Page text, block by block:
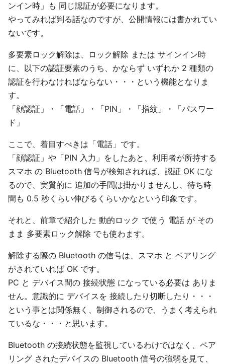
ンイン時」も 同じ認証が必要になります。
やってみれば判る話なのですが、公開情報には書かれてい
ないです。
多要素ロック解除は、ロック解除 または サインイン時
に、以下の認証要素のうち、かならず いずれか 2 種類の
認証を行わなければならない・・・という機能となりま
す。
「顔認証」・「電話」・「PIN」・「指紋」・「パスワー
ド」
ここで、着目すべきは「電話」です。
「顔認証」や「PIN 入力」をしたあと、利用者が所持する
スマホ の Bluetooth 信号が検知されれば、認証 OK にな
るので、実質的に 追加の手間は掛かりませんし、待ち時
間も 0.5 秒くらい伸びるくらいかなという印象です。
それと、前章で紹介した 動的ロック で使う 電話 が その
まま 多要素ロック解除 でも使わます。
解除する際の Bluetooth の信号は、スマホ と ペアリング
がされていれば OK です。
PC と デバイス間の 接続状態 になっている必要は ありま
せん。意識的に デバイスを 接続したり切断したり・・・
という事とは関係無く、制御されるので、うまく考えられ
ているな・・・と思います。
Bluetooth の接続状態を監視しているわけではなく、ペア
リング されたデバイスの Bluetooth 信号の強弱を見て、